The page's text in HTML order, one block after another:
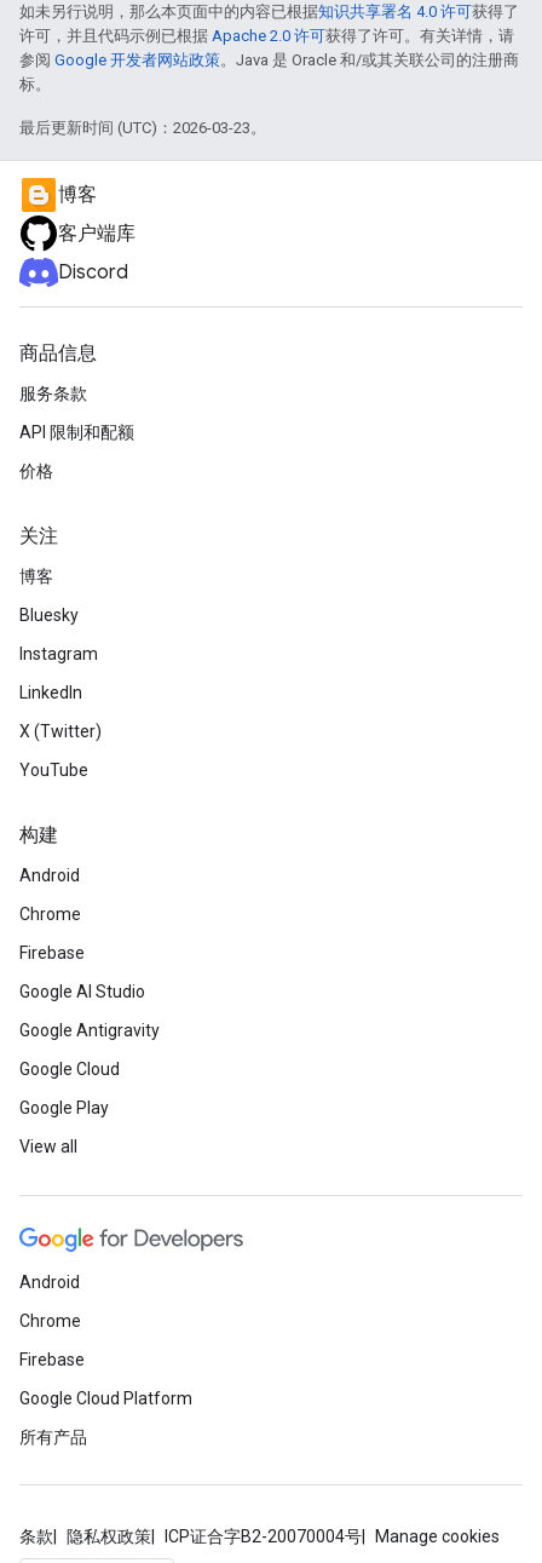
如未另行说明，那么本页面中的内容已根据知识共享署名 4.0 许可获得了
许可，并且代码示例已根据 Apache 2.0 许可获得了许可。有关详情，请
参阅 Google 开发者网站政策。Java 是 Oracle 和/或其关联公司的注册商
标。
最后更新时间 (UTC)：2026-03-23。
博客
客户端库
Discord
商品信息
服务条款
API 限制和配额
价格
关注
博客
Bluesky
Instagram
LinkedIn
X (Twitter)
YouTube
构建
Android
Chrome
Firebase
Google AI Studio
Google Antigravity
Google Cloud
Google Play
View all
Android
Chrome
Firebase
Google Cloud Platform
所有产品
条款 隐私权政策 ICP证合字B2-20070004号 Manage cookies